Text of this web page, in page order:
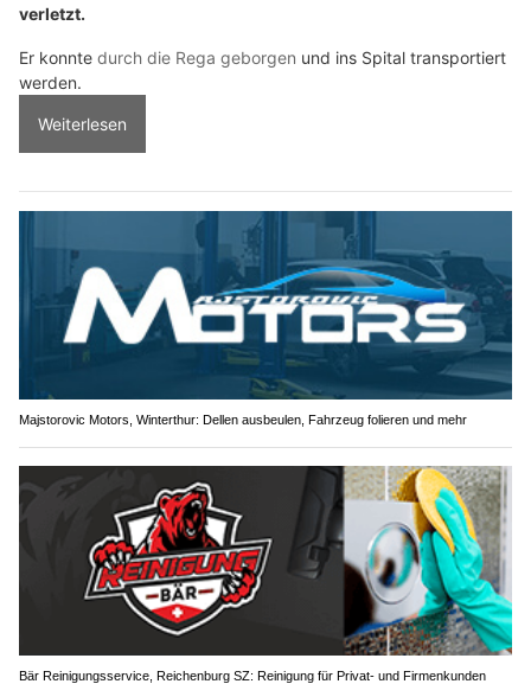
verletzt.
Er konnte durch die Rega geborgen und ins Spital transportiert
werden.
Weiterlesen
Majstorovic Motors, Winterthur: Dellen ausbeulen, Fahrzeug folieren und mehr
Bär Reinigungsservice, Reichenburg SZ: Reinigung für Privat- und Firmenkunden